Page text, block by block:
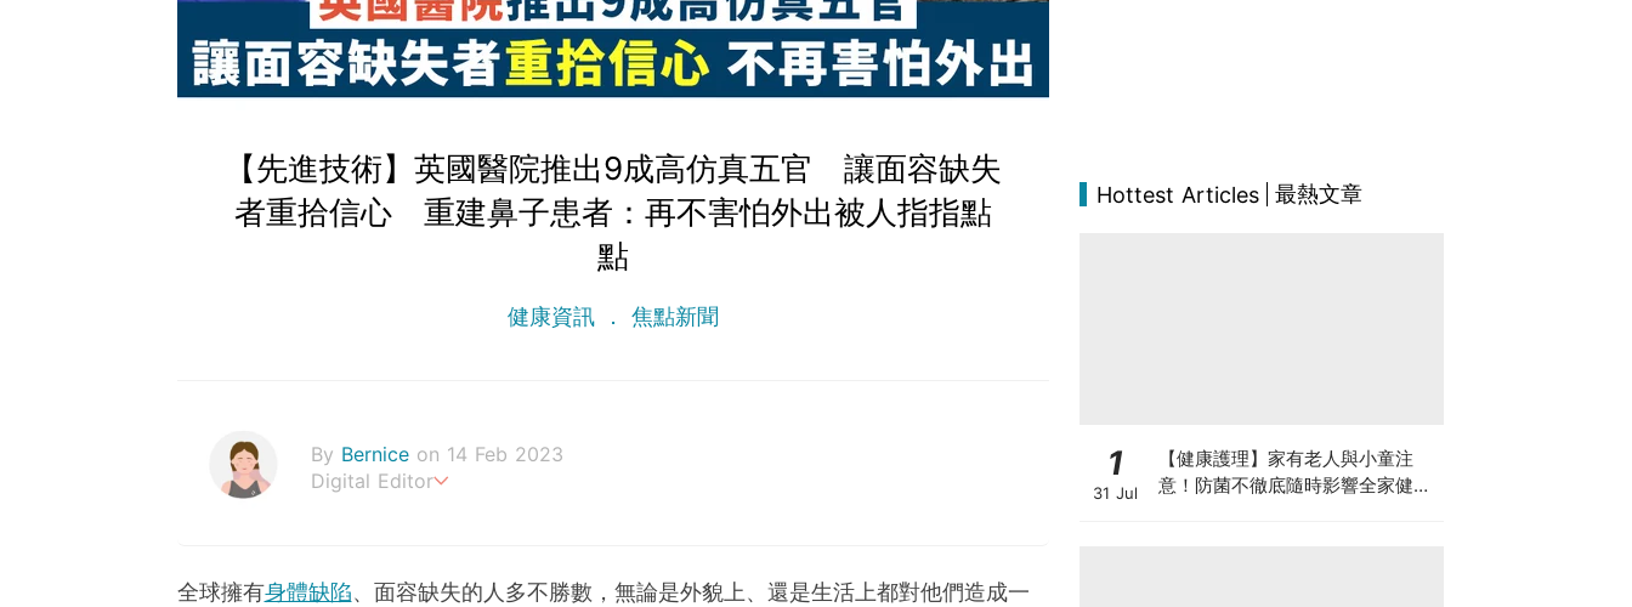
【先進技術】英國醫院推出9成高仿真五官 讓面容缺失
者重拾信心 重建鼻子患者：再不害怕外出被人指指點
點
健康資訊 焦點新聞
By Bernice on 14 Feb 2023
Digital Editor
得了讀者的廣泛好評。透過UrbanLife Health，她致力於向大家傳遞更多健康知
全球擁有身體缺陷、面容缺失的人多不勝數，無論是外貌上、還是生活上都對他們造成一
Hottest Articles 最熱文章
1
31 Jul
【健康護理】家有老人與小童注
意！防菌不徹底隨時影響全家健康